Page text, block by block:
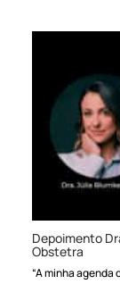
Depoimento
Obstetra
“A minha agenda